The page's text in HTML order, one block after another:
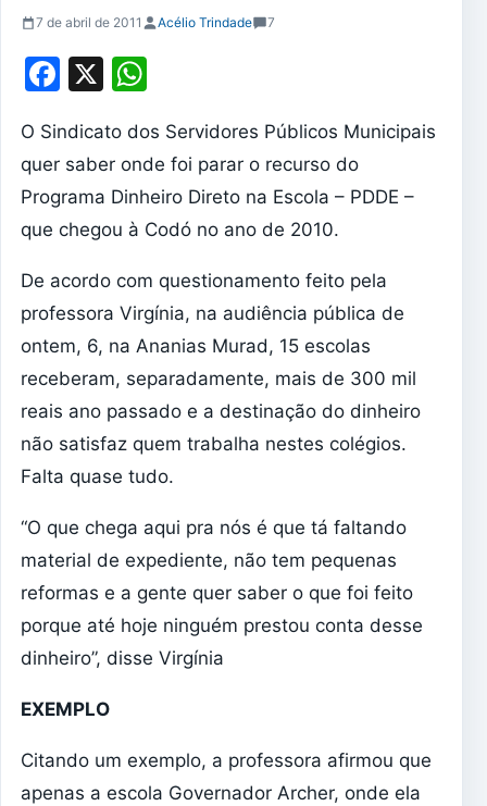
7 de abril de 2011 Acélio Trindade 7
Facebook
X
O Sindicato dos Servidores Públicos Municipais
quer saber onde foi parar o recurso do
Programa Dinheiro Direto na Escola – PDDE –
que chegou à Codó no ano de 2010.
De acordo com questionamento feito pela
professora Virgínia, na audiência pública de
ontem, 6, na Ananias Murad, 15 escolas
receberam, separadamente, mais de 300 mil
reais ano passado e a destinação do dinheiro
não satisfaz quem trabalha nestes colégios.
Falta quase tudo.
“O que chega aqui pra nós é que tá faltando
material de expediente, não tem pequenas
reformas e a gente quer saber o que foi feito
porque até hoje ninguém prestou conta desse
dinheiro”, disse Virgínia
EXEMPLO
Citando um exemplo, a professora afirmou que
apenas a escola Governador Archer, onde ela